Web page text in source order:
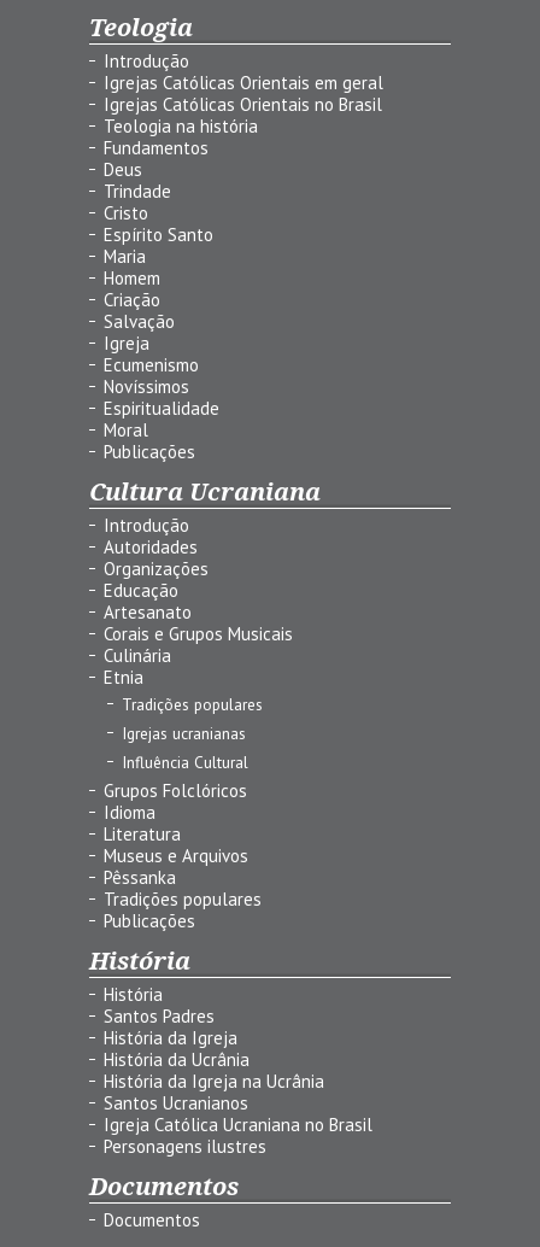
Teologia
Introdução
Igrejas Católicas Orientais em geral
Igrejas Católicas Orientais no Brasil
Teologia na história
Fundamentos
Deus
Trindade
Cristo
Espírito Santo
Maria
Homem
Criação
Salvação
Igreja
Ecumenismo
Novíssimos
Espiritualidade
Moral
Publicações
Cultura Ucraniana
Introdução
Autoridades
Organizações
Educação
Artesanato
Corais e Grupos Musicais
Culinária
Etnia
Tradições populares
Igrejas ucranianas
Influência Cultural
Grupos Folclóricos
Idioma
Literatura
Museus e Arquivos
Pêssanka
Tradições populares
Publicações
História
História
Santos Padres
História da Igreja
História da Ucrânia
História da Igreja na Ucrânia
Santos Ucranianos
Igreja Católica Ucraniana no Brasil
Personagens ilustres
Documentos
Documentos